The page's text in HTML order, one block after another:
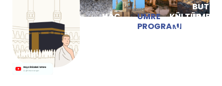
HAC
PROGRAMI
UMRE
PROGRAMI
KÜLTÜR
TURLARI
BUTİK
UMRE